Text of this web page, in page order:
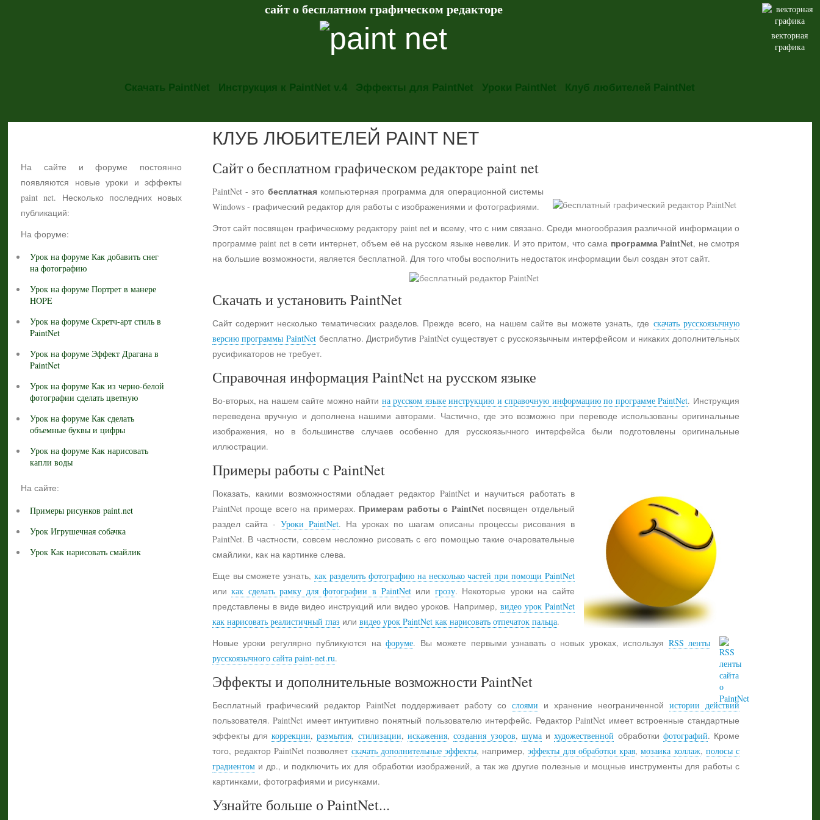
векторная
графика
сайт о бесплатном графическом редакторе
Скачать PaintNet Инструкция к PaintNet v.4 Эффекты для PaintNet Уроки PaintNet Клуб любителей PaintNet
На сайте и форуме постоянно
появляются новые уроки и эффекты
paint net. Несколько последних новых
публикаций:
На форуме:
Урок на форуме Как добавить снег
на фотографию
Урок на форуме Портрет в манере
HOPE
Урок на форуме Скретч-арт стиль в
PaintNet
Урок на форуме Эффект Драгана в
PaintNet
Урок на форуме Как из черно-белой
фотографии сделать цветную
Урок на форуме Как сделать
объемные буквы и цифры
Урок на форуме Как нарисовать
капли воды
На сайте:
Примеры рисунков paint.net
Урок Игрушечная собачка
Урок Как нарисовать смайлик
КЛУБ ЛЮБИТЕЛЕЙ PAINT NET
Сайт о бесплатном графическом редакторе paint net
PaintNet - это бесплатнаякомпьютерная программа для операционной системы
Windows - графический редактор для работы с изображениями и фотографиями.
Этот сайт посвящен графическому редактору paint net и всему, что с ним связано. Среди многообразия различной информации о
программе paint net в сети интернет, объем её на русском языке невелик. И это притом, что сама программа PaintNet, не смотря
на большие возможности, является бесплатной. Для того чтобы восполнить недостаток информации был создан этот сайт.
Скачать и установить PaintNet
Сайт содержит несколько тематических разделов. Прежде всего, на нашем сайте вы можете узнать, где скачать русскоязычную
версию программы PaintNetбесплатно. Дистрибутив PaintNet существует с русскоязычным интерфейсом и никаких дополнительных
русификаторов не требует.
Справочная информация PaintNet на русском языке
Во-вторых, на нашем сайте можно найти на русском языке инструкцию и справочную информацию по программе PaintNet. Инструкция
переведена вручную и дополнена нашими авторами. Частично, где это возможно при переводе использованы оригинальные
изображения, но в большинстве случаев особенно для русскоязычного интерфейса были подготовлены оригинальные
иллюстрации.
Примеры работы с PaintNet
Показать, какими возможностями обладает редактор PaintNet и научиться работать в
PaintNet проще всего на примерах. Примерам работы с PaintNetпосвящен отдельный
раздел сайта -Уроки PaintNet. На уроках по шагам описаны процессы рисования в
PaintNet. В частности, совсем несложно рисовать с его помощью такие очаровательные
смайлики, как на картинке слева.
Еще вы сможете узнать,как разделить фотографию на несколько частей при помощи PaintNet
иликак сделать рамку для фотографии в PaintNetили грозу. Некоторые уроки на сайте
представлены в виде видео инструкций или видео уроков. Например,видео урок PaintNet
как нарисовать реалистичный глаз или видео урок PaintNet как нарисовать отпечаток пальца.
Новые уроки регулярно публикуются нафоруме. Вы можете первыми узнавать о новых уроках, используя RSS ленты
русскоязычного сайта paint-net.ru.
Эффекты и дополнительные возможности PaintNet
Бесплатный графический редактор PaintNet поддерживает работу со слоями и хранение неограниченной истории действий
пользователя. PaintNet имеет интуитивно понятный пользователю интерфейс. Редактор PaintNet имеет встроенные стандартные
эффекты длякоррекции,размытия, стилизации, искажения,создания узоров, шумаихудожественной обработки фотографий. Кроме
того, редактор PaintNet позволяет скачать дополнительные эффекты, например,эффекты для обработки края,мозаика коллаж, полосы с
градиентоми др., и подключить их для обработки изображений, а так же другие полезные и мощные инструменты для работы с
картинками, фотографиями и рисунками.
Узнайте больше о PaintNet...